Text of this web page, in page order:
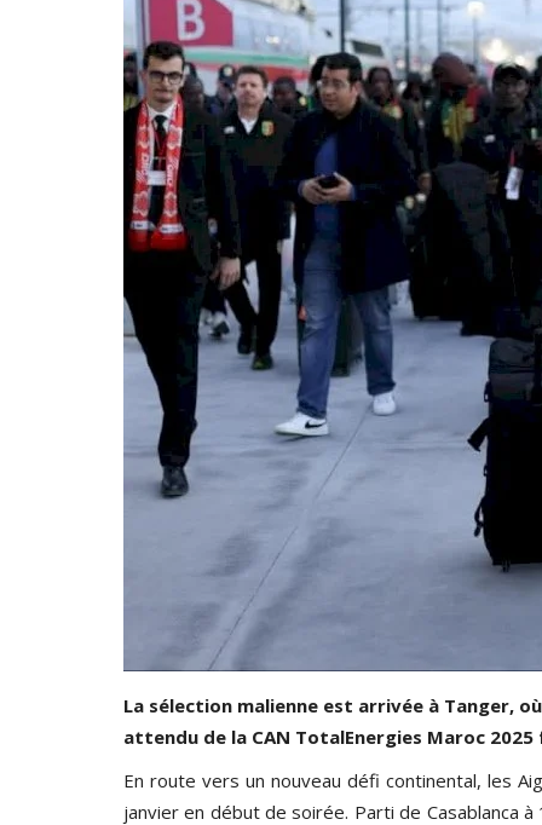
La sélection malienne est arrivée à Tanger,
attendu de la CAN TotalEnergies Maroc 2025
En route vers un nouveau défi continental, les
janvier en début de soirée. Parti de Casablanca
Mercato